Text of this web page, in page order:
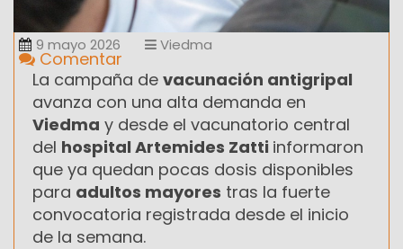
9 mayo 2026 Viedma
Comentar
La campaña de vacunación antigripal
avanza con una alta demanda en
Viedma y desde el vacunatorio central
del hospital Artemides Zatti informaron
que ya quedan pocas dosis disponibles
para adultos mayores tras la fuerte
convocatoria registrada desde el inicio
de la semana.